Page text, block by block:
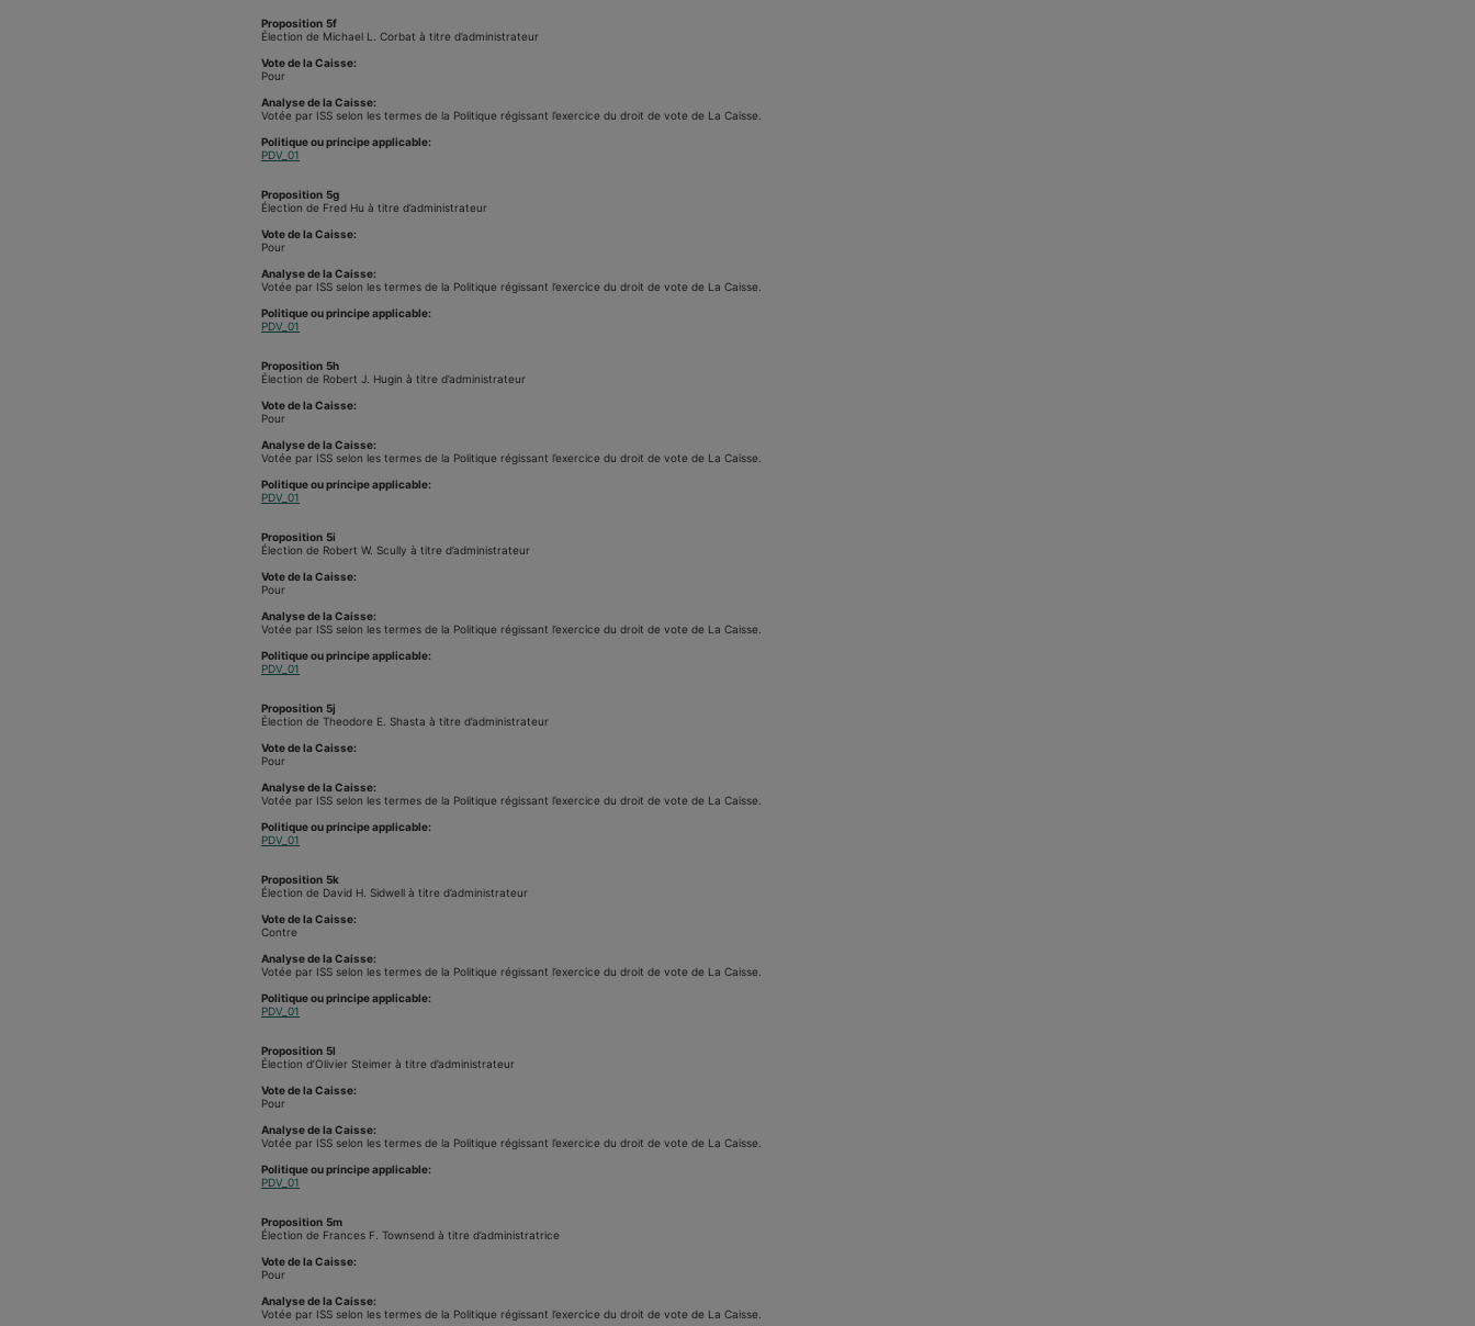
Proposition 5f
Élection de Michael L. Corbat à titre d’administrateur
Vote de la Caisse:
Pour
Analyse de la Caisse:
Votée par ISS selon les termes de la Politique régissant l’exercice du droit de vote de La Caisse.
Politique ou principe applicable:
PDV_01
Proposition 5g
Élection de Fred Hu à titre d’administrateur
Vote de la Caisse:
Pour
Analyse de la Caisse:
Votée par ISS selon les termes de la Politique régissant l’exercice du droit de vote de La Caisse.
Politique ou principe applicable:
PDV_01
Proposition 5h
Élection de Robert J. Hugin à titre d’administrateur
Vote de la Caisse:
Pour
Analyse de la Caisse:
Votée par ISS selon les termes de la Politique régissant l’exercice du droit de vote de La Caisse.
Politique ou principe applicable:
PDV_01
Proposition 5i
Élection de Robert W. Scully à titre d’administrateur
Vote de la Caisse:
Pour
Analyse de la Caisse:
Votée par ISS selon les termes de la Politique régissant l’exercice du droit de vote de La Caisse.
Politique ou principe applicable:
PDV_01
Proposition 5j
Élection de Theodore E. Shasta à titre d’administrateur
Vote de la Caisse:
Pour
Analyse de la Caisse:
Votée par ISS selon les termes de la Politique régissant l’exercice du droit de vote de La Caisse.
Politique ou principe applicable:
PDV_01
Proposition 5k
Élection de David H. Sidwell à titre d’administrateur
Vote de la Caisse:
Contre
Analyse de la Caisse:
Votée par ISS selon les termes de la Politique régissant l’exercice du droit de vote de La Caisse.
Politique ou principe applicable:
PDV_01
Proposition 5l
Élection d’Olivier Steimer à titre d’administrateur
Vote de la Caisse:
Pour
Analyse de la Caisse:
Votée par ISS selon les termes de la Politique régissant l’exercice du droit de vote de La Caisse.
Politique ou principe applicable:
PDV_01
Proposition 5m
Élection de Frances F. Townsend à titre d’administratrice
Vote de la Caisse:
Pour
Analyse de la Caisse:
Votée par ISS selon les termes de la Politique régissant l’exercice du droit de vote de La Caisse.